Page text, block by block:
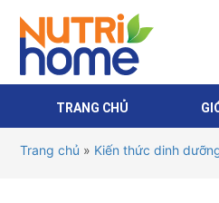
TRANG CHỦ
Trang chủ » Kiến thức dinh